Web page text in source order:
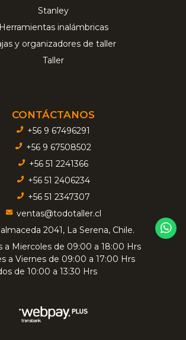
Stanley
Herramientas inalámbricas
y organizadores de taller
Taller
CONTÁCTANOS
+56 9 67496291
+56 9 67508502
+56 51 2241366
+56 51 2406234
+56 51 2347307
ventas@todotaller.cl
2041, La Serena, Chile.
a Miercoles de 09:00 a 18:00 Hrs
a Viernes de 09:00 a 17:00 Hrs
de 10:00 a 13:30 Hrs